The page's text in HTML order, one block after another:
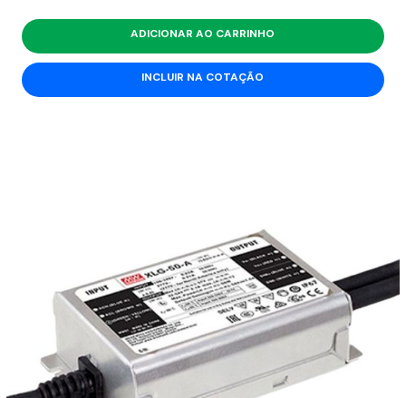
ADICIONAR AO CARRINHO
INCLUIR NA COTAÇÃO